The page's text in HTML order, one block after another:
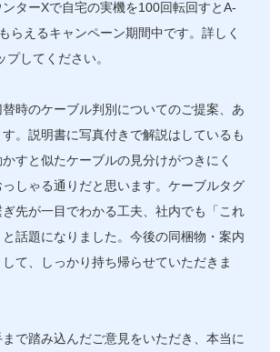
ターXで自宅の実機を100回転回すとA-
らえるキャンペーン期間中です。詳しく
プしてください。
時のケーブル判別についてのご提案、あ
。説明書に写真付きで解説はしているも
すと似たケーブルの見分けがつきにく
しゃる通りだと思います。ケーブルタグ
先が一目でわかる工夫、社内でも「これ
話題になりました。今後の同梱物・案内
て、しっかり持ち帰らせていただきま
で踏み込んだご意見をいただき、本当に